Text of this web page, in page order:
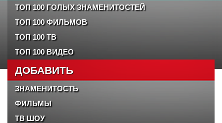
ТОП 100 ГОЛЫХ ЗНАМЕНИТОСТЕЙ
ТОП 100 ФИЛЬМОВ
ТОП 100 ТВ
ТОП 100 ВИДЕО
ДОБАВИТЬ
ЗНАМЕНИТОСТЬ
ФИЛЬМЫ
ТВ ШОУ